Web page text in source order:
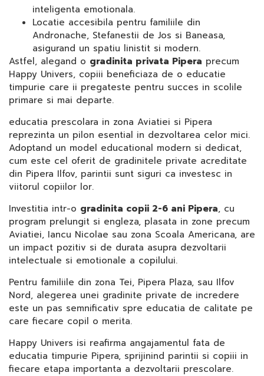
inteligenta emotionala.
Locatie accesibila pentru familiile din
Andronache, Stefanestii de Jos si Baneasa,
asigurand un spatiu linistit si modern.
Astfel, alegand o gradinita privata Pipera precum
Happy Univers, copiii beneficiaza de o educatie
timpurie care ii pregateste pentru succes in scolile
primare si mai departe.
educatia prescolara in zona Aviatiei si Pipera
reprezinta un pilon esential in dezvoltarea celor mici.
Adoptand un model educational modern si dedicat,
cum este cel oferit de gradinitele private acreditate
din Pipera Ilfov, parintii sunt siguri ca investesc in
viitorul copiilor lor.
Investitia intr-o gradinita copii 2-6 ani Pipera, cu
program prelungit si engleza, plasata in zone precum
Aviatiei, Iancu Nicolae sau zona Scoala Americana, are
un impact pozitiv si de durata asupra dezvoltarii
intelectuale si emotionale a copilului.
Pentru familiile din zona Tei, Pipera Plaza, sau Ilfov
Nord, alegerea unei gradinite private de incredere
este un pas semnificativ spre educatia de calitate pe
care fiecare copil o merita.
Happy Univers isi reafirma angajamentul fata de
educatia timpurie Pipera, sprijinind parintii si copiii in
fiecare etapa importanta a dezvoltarii prescolare.